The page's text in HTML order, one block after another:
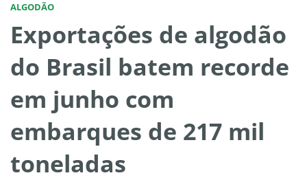
ALGODÃO
Exportações de algodão
do Brasil batem recorde
em junho com
embarques de 217 mil
toneladas